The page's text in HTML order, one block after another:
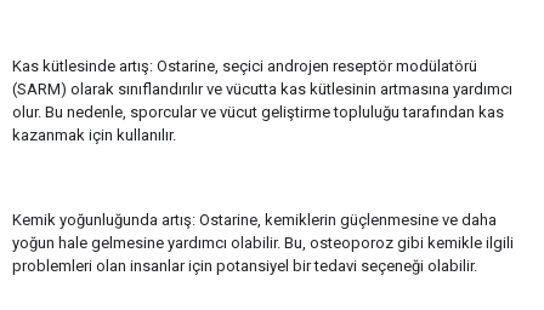
Kas kütlesinde artış: Ostarine, seçici androjen reseptör modülatörü
(SARM) olarak sınıflandırılır ve vücutta kas kütlesinin artmasına yardımcı
olur. Bu nedenle, sporcular ve vücut geliştirme topluluğu tarafından kas
kazanmak için kullanılır.
Kemik yoğunluğunda artış: Ostarine, kemiklerin güçlenmesine ve daha
yoğun hale gelmesine yardımcı olabilir. Bu, osteoporoz gibi kemikle ilgili
problemleri olan insanlar için potansiyel bir tedavi seçeneği olabilir.